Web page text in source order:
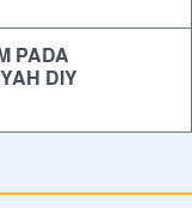
PADA
DIY